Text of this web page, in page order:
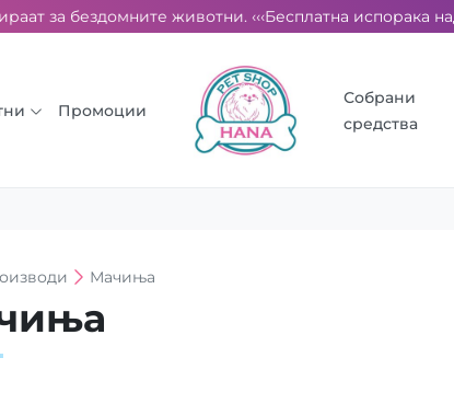
бездомните животни. ‹‹‹Бесплатна испорака над
Промоции
Собрани
средства
Мачиња